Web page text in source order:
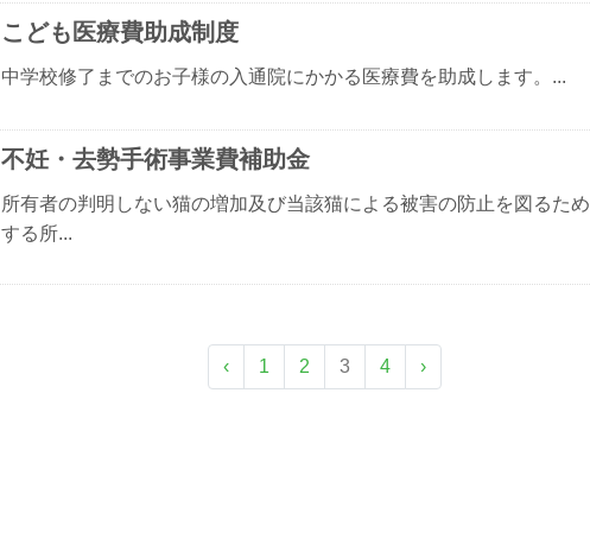
こども医療費助成制度
中学校修了までのお子様の入通院にかかる医療費を助成します。...
不妊・去勢手術事業費補助金
所有者の判明しない猫の増加及び当該猫による被害の防止を図るた
する所...
‹ 1 2 3 4 ›